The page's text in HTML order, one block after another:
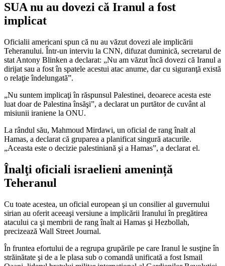
SUA nu au dovezi că Iranul a fost
implicat
Oficialii americani spun că nu au văzut dovezi ale implicării
Teheranului. Într-un interviu la CNN, difuzat duminică, secretarul de
stat Antony Blinken a declarat: „Nu am văzut încă dovezi că Iranul a
dirijat sau a fost în spatele acestui atac anume, dar cu siguranţă există
o relaţie îndelungată”.
„Nu suntem implicaţi în răspunsul Palestinei, deoarece acesta este
luat doar de Palestina însăşi”, a declarat un purtător de cuvânt al
misiunii iraniene la ONU.
La rândul său, Mahmoud Mirdawi, un oficial de rang înalt al
Hamas, a declarat că gruparea a planificat singură atacurile.
„Aceasta este o decizie palestiniană şi a Hamas”, a declarat el.
Înalţi oficiali israelieni amenință
Teheranul
Cu toate acestea, un oficial european şi un consilier al guvernului
sirian au oferit aceeaşi versiune a implicării Iranului în pregătirea
atacului ca şi membrii de rang înalt ai Hamas şi Hezbollah,
precizează Wall Street Journal.
În fruntea efortului de a regrupa grupările pe care Iranul le susţine în
străinătate şi de a le plasa sub o comandă unificată a fost Ismail